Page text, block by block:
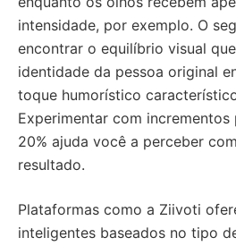
intensidade, por exemplo. O
encontrar o equilíbrio visual
identidade da pessoa original
toque humorístico
Experimentar com incrementos
20% ajuda você a perceber
resultado.
Plataformas como a Ziivoti
inteligentes baseados no tipo